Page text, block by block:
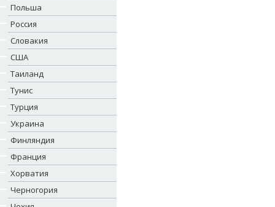
Польша
Россия
Словакия
США
Таиланд
Тунис
Турция
Украина
Финляндия
Франция
Хорватия
Черногория